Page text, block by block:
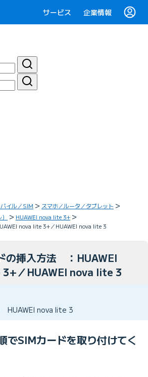
サービス 企業情報
イル／SIM
スマホ／ルータ／タブレット
HUAWEI nova lite 3+
nova lite 3+／HUAWEI nova lite 3
の挿入方法 ：HUAWEI
／HUAWEI nova lite 3
HUAWEI nova lite 3
でSIMカードを取り付けてく